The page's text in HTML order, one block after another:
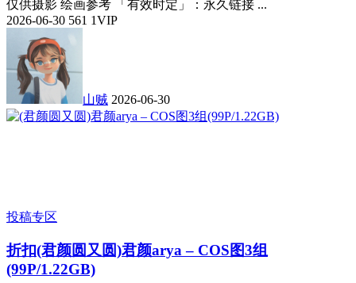
仅供摄影 绘画参考 「有效时定」：永久链接 ...
2026-06-30 561 1VIP
山贼 2026-06-30
投稿专区
折扣(君颜圆又圆)君颜arya – COS图3组
(99P/1.22GB)